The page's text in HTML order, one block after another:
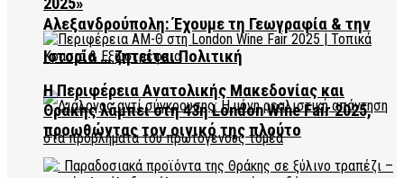
Αλεξανδρούπολη: Έχουμε τη Γεωγραφία & την
Ιστορία … ζητείται Πολιτική
Η Περιφέρεια Ανατολικής Μακεδονίας και
Θράκης λάμπει στη 43η London Wine Fair 2025,
προωθώντας τον οινικό της πλούτο